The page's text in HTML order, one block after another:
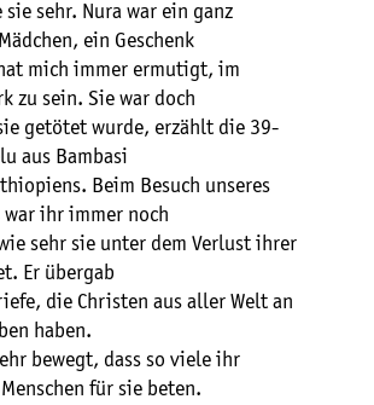
sie sehr. Nura war ein ganz
ein Geschenk
mich immer ermutigt, im
zu sein. Sie war doch
getötet wurde, erzählt die 39-
aus Bambasi
Beim Besuch unseres
ihr immer noch
sehr sie unter dem Verlust ihrer
Er übergab
die Christen aus aller Welt an
haben.
bewegt, dass so viele ihr
für sie beten.